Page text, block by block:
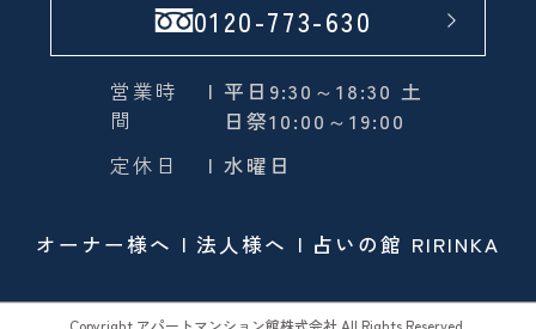
0120-773-630
営業時
間
| 平日9:30～18:30 土
日祭10:00～19:00
定休日
| 水曜日
オーナー様へ 法人様へ 占いの館 RIRINKA
Copyright アパートマンション館株式会社 All Rights Reserved.